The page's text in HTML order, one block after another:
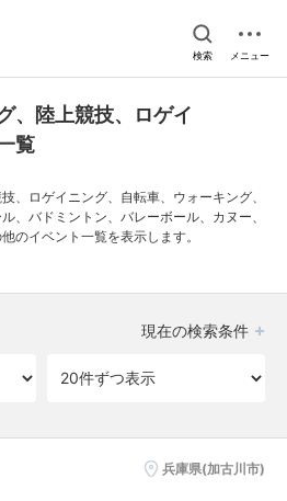
検索 メニュー
、陸上競技、ロゲイ
覧
、ロゲイニング、自転車、ウォーキング、
、バドミントン、バレーボール、カヌー、
のイベント一覧を表示します。
現在の検索条件
兵庫県(加古川市)